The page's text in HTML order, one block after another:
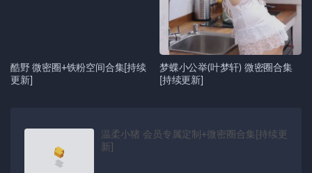
酷野 微密圈+铁粉空间合集[持续
更新]
梦蝶小公举(叶梦轩) 微密圈合集
[持续更新]
温柔小猪 会员专属定制+微密圈合集[持续更
新]